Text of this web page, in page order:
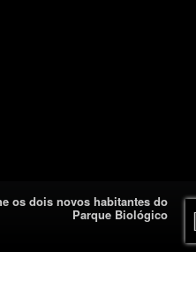
os dois novos habitantes do
Parque Biológico